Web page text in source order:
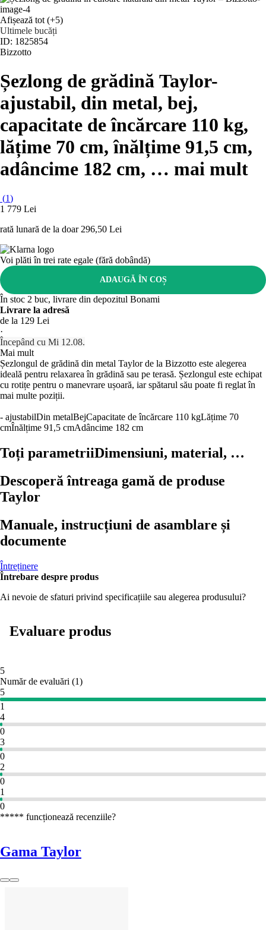
Afișează tot (+5)
Ultimele bucăți
ID: 1825854
Bizzotto
Șezlong de grădină Taylor-
ajustabil, din metal, bej,
capacitate de încărcare 110 kg,
lățime 70 cm, înălțime 91,5 cm,
adâncime 182 cm, … mai mult
(1)
1 779 Lei
rată lunară de la doar 296,50 Lei
Voi plăti în trei rate egale (fără dobândă)
ADAUGĂ ÎN COȘ
În stoc 2 buc, livrare din depozitul Bonami
Livrare la adresă
de la 129 Lei
·
Începând cu Mi 12.08.
Mai mult
Șezlongul de grădină din metal Taylor de la Bizzotto este alegerea
ideală pentru relaxarea în grădină sau pe terasă. Șezlongul este echipat
cu rotițe pentru o manevrare ușoară, iar spătarul său poate fi reglat în
mai multe poziții.
- ajustabilDin metalBejCapacitate de încărcare 110 kgLățime 70
cmÎnălțime 91,5 cmAdâncime 182 cm
Toți parametriiDimensiuni, material, …
Descoperă întreaga gamă de produse
Taylor
Manuale, instrucțiuni de asamblare și
documente
Întreținere
Întrebare despre produs
Ai nevoie de sfaturi privind specificațiile sau alegerea produsului?
Evaluare produs
5
Număr de evaluări (1)
5
1
4
0
3
0
2
0
1
0
***** funcționează recenziile?
Gama Taylor